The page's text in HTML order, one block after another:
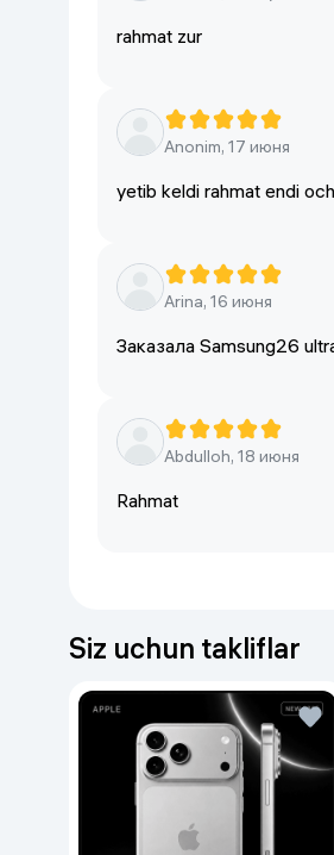
rahmat zur
Anonim, 17 июня
yetib keldi rahmat endi
Arina, 16 июня
Заказала Samsung26
Abdulloh, 18 июня
Rahmat
Siz uchun takliflar